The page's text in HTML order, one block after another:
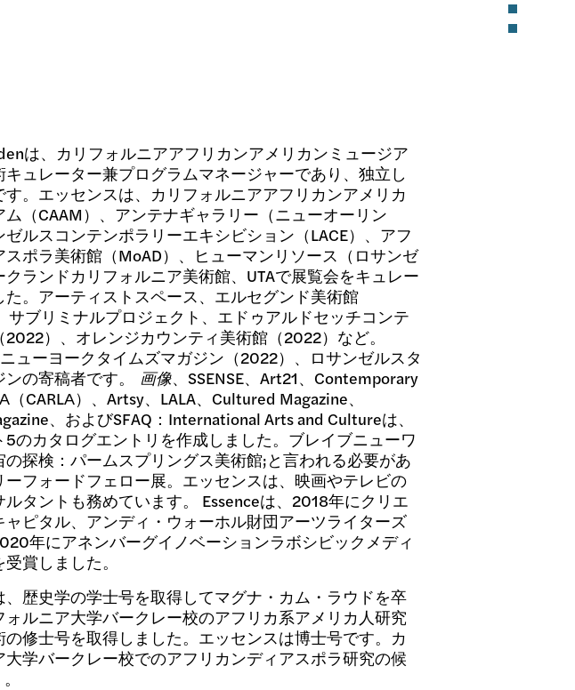
は、カリフォルニアアフリカンアメリカンミュージア
キュレーター兼プログラムマネージャーであり、独立し
す。エッセンスは、カリフォルニアアフリカンアメリカ
ム（CAAM）、アンテナギャラリー（ニューオーリン
ゼルスコンテンポラリーエキシビション（LACE）、アフ
スポラ美術館（MoAD）、ヒューマンリソース（ロサンゼ
クランドカリフォルニア美術館、UTAで展覧会をキュレー
た。アーティストスペース、エルセグンド美術館
サブリミナルプロジェクト、エドゥアルドセッチコンテ
2022）、オレンジカウンティ美術館（2022）など。
ューヨークタイムズマガジン（2022）、ロサンゼルスタ
の寄稿者です。 画像、SSENSE、Art21、Contemporary
（CARLA）、Artsy、LALA、Cultured Magazine、
、およびSFAQ：International Arts and Cultureは、
5のカタログエントリを作成しました。ブレイブニューワ
の探検：パームスプリングス美術館;と言われる必要があ
ーフォードフェロー展。エッセンスは、映画やテレビの
ルタントも務めています。 Essenceは、2018年にクリエ
ャピタル、アンディ・ウォーホル財団アーツライターズ
年にアネンバーグイノベーションラボシビックメディ
賞しました。
、歴史学の学士号を取得してマグナ・カム・ラウドを卒
ォルニア大学バークレー校のアフリカ系アメリカ人研究
修士号を取得しました。エッセンスは博士号です。カ
大学バークレー校でのアフリカンディアスポラ研究の候